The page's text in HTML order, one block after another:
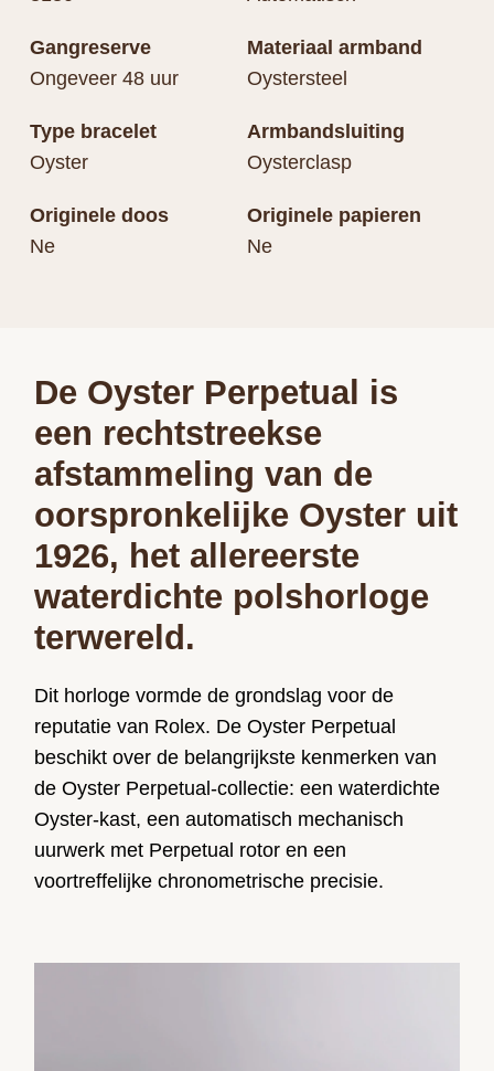
Gangreserve
Ongeveer 48 uur
Materiaal armband
Oystersteel
Type bracelet
Oyster
Armbandsluiting
Oysterclasp
Originele doos
Ne
Originele papieren
Ne
De Oyster Perpetual is
een rechtstreekse
afstammeling van de
oorspronkelijke Oyster uit
1926, het allereerste
waterdichte polshorloge
terwereld.
Dit horloge vormde de grondslag voor de
reputatie van Rolex. De Oyster Perpetual
beschikt over de belangrijkste kenmerken van
de Oyster Perpetual-collectie: een waterdichte
Oyster-kast, een automatisch mechanisch
uurwerk met Perpetual rotor en een
voortreffelijke chronometrische precisie.